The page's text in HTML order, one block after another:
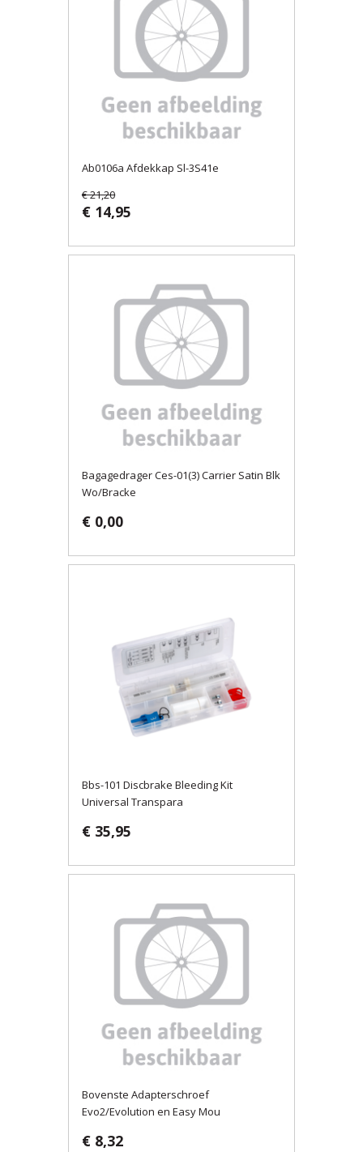
Ab0106a Afdekkap Sl-3S41e
€ 21,20
€ 14,95
Bagagedrager Ces-01(3) Carrier Satin Blk
Wo/Bracke
€ 0,00
Bbs-101 Discbrake Bleeding Kit
Universal Transpara
€ 35,95
Bovenste Adapterschroef
Evo2/Evolution en Easy Mou
€ 8,32